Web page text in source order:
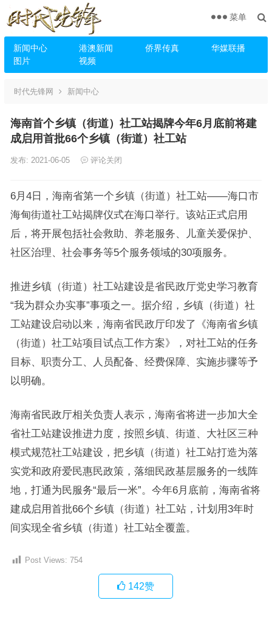
新闻中心 港澳新闻 侨界传真
华媒联播
图片
视频
菜单
时代先锋网 新闻中心
海南首个乡镇（街道）社工站揭牌今年6月底前将建
成启用首批66个乡镇（街道）社工站
发布: 2021-06-05 评论关闭
6月4日，海南省第一个乡镇（街道）社工站——海口市
海甸街道社工站揭牌仪式在海口举行。该站正式启用
后，将开展包括社会救助、养老服务、儿童关爱保护、
社区治理、社会事务等5个服务领域的30项服务。
推进乡镇（街道）社工站建设是省民政厅党史学习教育
“我为群众办实事”事项之一。据介绍，乡镇（街道）社
工站建设启动以来，海南省民政厅印发了《海南省乡镇
（街道）社工站项目试点工作方案》，对社工站的任务
目标、职责分工、人员配备、经费保障、实施步骤等予
以明确。
海南省民政厅相关负责人表示，海南省将进一步加大全
省社工站建设推进力度，按照乡镇、街道、大社区三种
模式规范社工站建设，把乡镇（街道）社工站打造为落
实党和政府爱民惠民政策，落细民政基层服务的一线阵
地，打通为民服务“最后一米”。今年6月底前，海南省将
建成启用首批66个乡镇（街道）社工站，计划用3年时
间实现全省乡镇（街道）社工站全覆盖。
Post Views: 754
142赞